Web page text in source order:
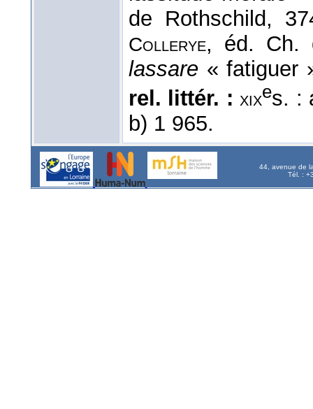
de Rothschild,
Collerye, éd. Ch.
lassare « fatiguer
rel. littér. :xixes. :
b) 1 965.
44, avenue de
Tél. :